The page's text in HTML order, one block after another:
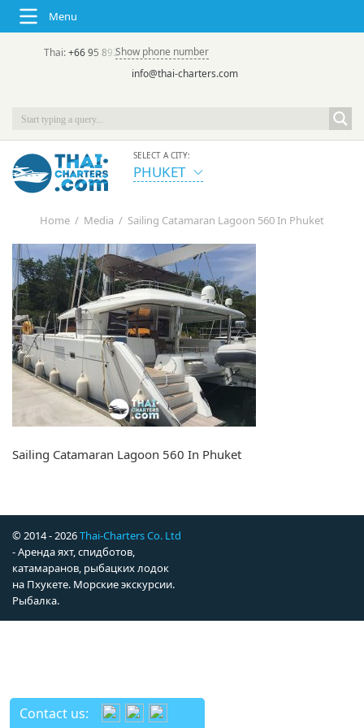
Menu
Thai:+66 95 892 7646(rus/eng) | в России:
Show phone number
info@thai-charters.com
SELECT A CITY:
PHUKET
Home / Media / Sailing Catamaran Lagoon 560 In Phuket
Sailing Catamaran Lagoon 560 In Phuket
© 2014 - 2026Thai-Charters Co. Ltd
- Аренда яхт, спидботов,
катамаранов, рыбацких лодок
на Пхукете. Морские экскурсии.
Рыбалка.
Contact us: